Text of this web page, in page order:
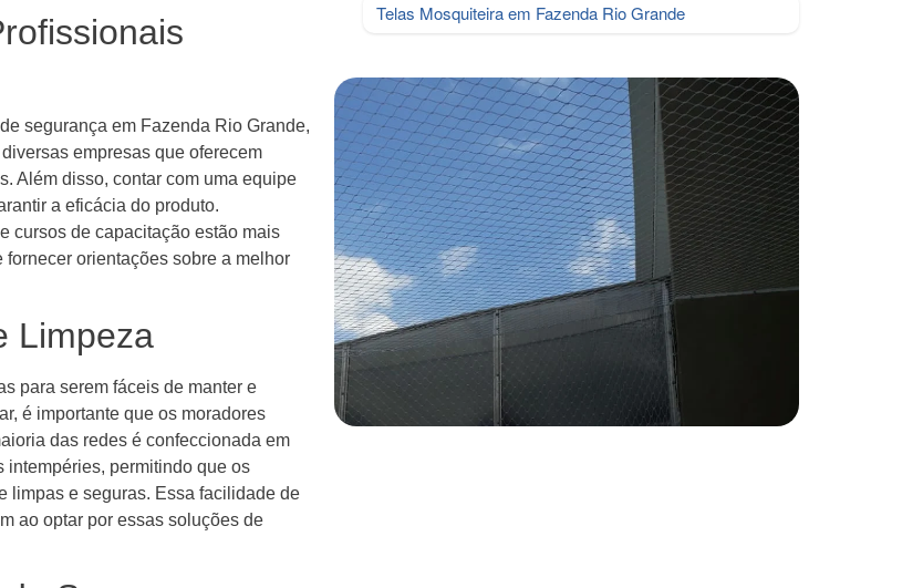
segurança em Fazenda Rio Grande,
empresas que oferecem
Além disso, contar com uma equipe
a eficácia do produto.
cursos de capacitação estão mais
orientações sobre a melhor
Limpeza
para serem fáceis de manter e
é importante que os moradores
das redes é confeccionada em
intempéries, permitindo que os
limpas e seguras. Essa facilidade de
ao optar por essas soluções de
Telas Mosquiteira em Fazenda Rio Grande